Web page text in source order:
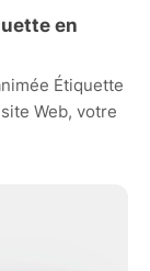
en
Étiquette
Web, votre